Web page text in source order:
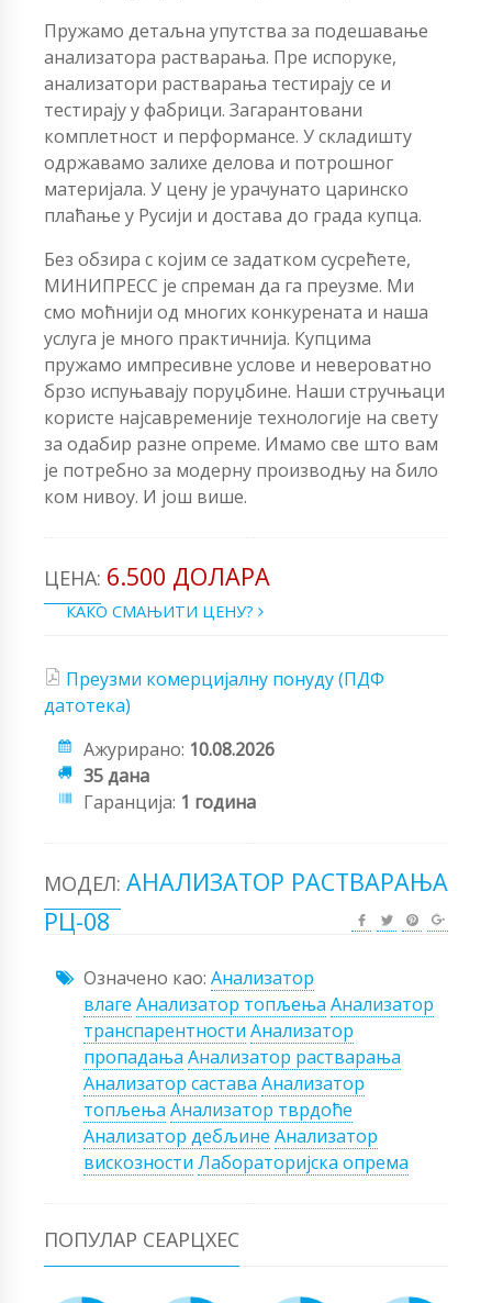
Пружамо детаљна упутства за подешавање
анализатора растварања. Пре испоруке,
анализатори растварања тестирају се и
тестирају у фабрици. Загарантовани
комплетност и перформансе. У складишту
одржавамо залихе делова и потрошног
материјала. У цену је урачунато царинско
плаћање у Русији и достава до града купца.
Без обзира с којим се задатком сусрећете,
МИНИПРЕСС је спреман да га преузме. Ми
смо моћнији од многих конкурената и наша
услуга је много практичнија. Купцима
пружамо импресивне услове и невероватно
брзо испуњавају поруџбине. Наши стручњаци
користе најсавременије технологије на свету
за одабир разне опреме. Имамо све што вам
је потребно за модерну производњу на било
ком нивоу. И још више.
ЦЕНА: 6.500 ДОЛАРА
КАКО СМАЊИТИ ЦЕНУ?
Преузми комерцијалну понуду (ПДФ
датотека)
Ажурирано: 10.08.2026
35 дана
Гаранција: 1 година
МОДЕЛ: АНАЛИЗАТОР РАСТВАРАЊА
РЦ-08
Означено као: Анализатор
влаге Анализатор топљења Анализатор
транспарентности Анализатор
пропадања Анализатор растварања
Анализатор састава Анализатор
топљења Анализатор тврдоће
Анализатор дебљине Анализатор
вискозности Лабораторијска опрема
ПОПУЛАР СЕАРЦХЕС